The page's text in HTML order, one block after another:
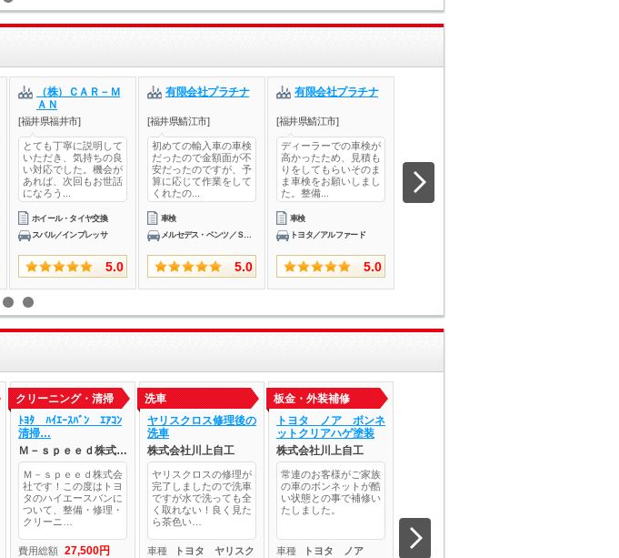
（株）ＣＡＲ－Ｍ
ＡＮ
[福井県福井市]
とても丁寧に説明して
いただき、気持ちの良
い対応でした。機会が
あれば、次回もお世話
になろう...
ホイール・タイヤ交換
スバル／インプレッサ
5.0
有限会社プラチナ
[福井県鯖江市]
初めての輸入車の車検
だったので金額面が不
安だったのですが、予
算に応じて作業をして
くれたの...
車検
メルセデス・ベンツ／Ｓクラス
5.0
有限会社プラチナ
[福井県鯖江市]
ディーラーでの車検が
高かったため、見積も
りをしてもらいそのま
ま車検をお願いしまし
た。整備...
車検
トヨタ／アルファード
5.0
ただきました。終始親
切な対応をしていただ
きました...
クリーニング・清掃
ﾄﾖﾀ ﾊｲｴｰｽﾊﾞﾝ ｴｱｺﾝ
清掃…
Ｍ－ｓｐｅｅｄ株式…
Ｍ－ｓｐｅｅｄ株式会
社です！この度はトヨ
タのハイエースバンに
ついて、整備・修理・
クリーニ…
費用総額 27,500円
洗車
ヤリスクロス修理後の
洗車
株式会社川上自工
ヤリスクロスの修理が
完了しましたので洗車
ですが水で洗っても全
く取れない！良く見た
ら茶色い…
車種
トヨタ ヤリスク
板金・外装補修
トヨタ ノア ボンネ
ットクリアハゲ塗装
株式会社川上自工
常連のお客様がご家族
の車のボンネットが酷
い状態との事で補修い
たしました。
車種 トヨタ ノア
オが壊れて…
車種